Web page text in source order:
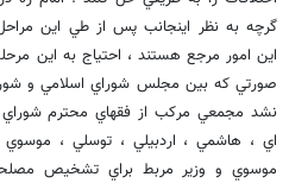
گرچه به نظر اينجانب پس از طي اين
اين امور مرجع هستند ، احتياج به اين
صورتي كه بين مجلس شوراي اسلامي و
نشد مجمعي مركب از فقهاي محترم
اي ، هاشمي ، اردبيلي ، توسلي ،
موسوي و وزير مربط براي تشخيص